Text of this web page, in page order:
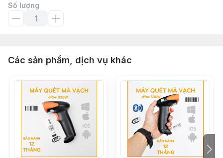
Số lượng
Các sản phẩm, dịch vụ khác